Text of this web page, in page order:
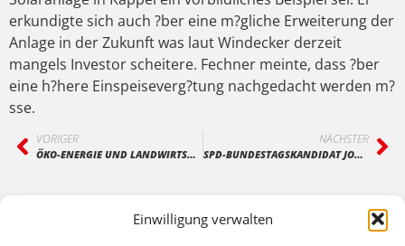
Einwilligung verwalten
erkundigte sich auch ?ber eine m?gliche Erweiterung der
Anlage in der Zukunft was laut Windecker derzeit
mangels Investor scheitere. Fechner meinte, dass ?ber
eine h?here Einspeiseverg?tung nachgedacht werden m?
sse.
VORIGER
ÖKO-ENERGIE UND LANDWIRTSCHAFT OPTIMAL VERKNÜPFT
NÄCHSTER
SPD-BUNDESTAGSKANDIDAT JOHANNES FECHNER BESUCHT LAHRER WERKSTÄTTEN